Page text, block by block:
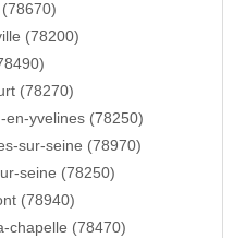
(78200)
(78270)
en-yvelines (78250)
sur-seine (78970)
seine (78250)
(78940)
chapelle (78470)